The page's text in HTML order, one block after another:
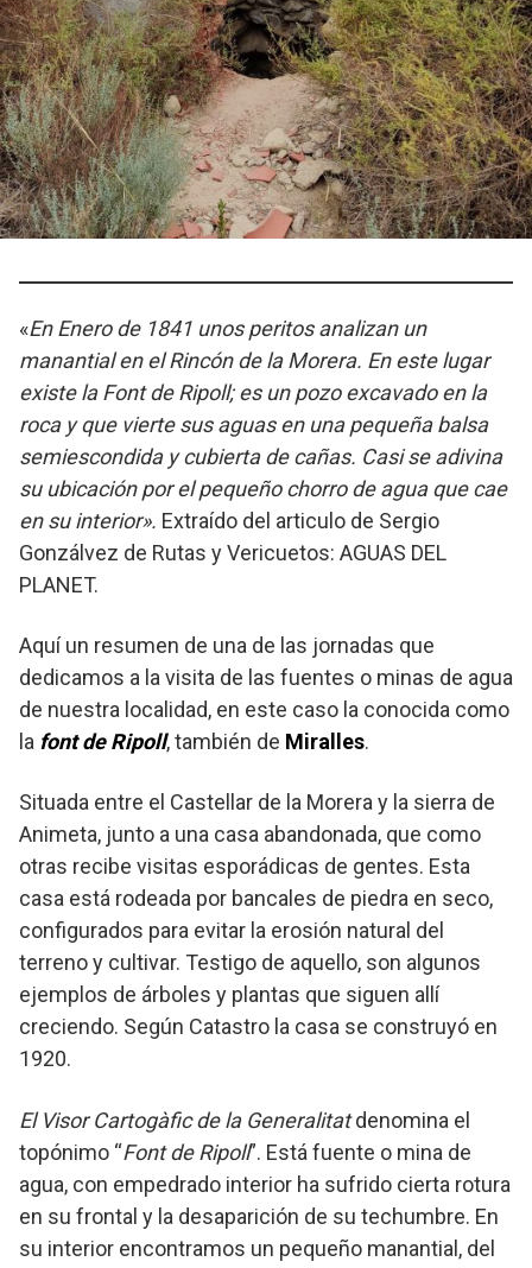
«En Enero de 1841 unos peritos analizan un
manantial en el Rincón de la Morera. En este lugar
existe la Font de Ripoll; es un pozo excavado en la
roca y que vierte sus aguas en una pequeña balsa
semiescondida y cubierta de cañas. Casi se adivina
su ubicación por el pequeño chorro de agua que cae
en su interior». Extraído del articulo de Sergio
Gonzálvez de Rutas y Vericuetos: AGUAS DEL
PLANET.
Aquí un resumen de una de las jornadas que
dedicamos a la visita de las fuentes o minas de agua
de nuestra localidad, en este caso la conocida como
la font de Ripoll, también de Miralles.
Situada entre el Castellar de la Morera y la sierra de
Animeta, junto a una casa abandonada, que como
otras recibe visitas esporádicas de gentes. Esta
casa está rodeada por bancales de piedra en seco,
configurados para evitar la erosión natural del
terreno y cultivar. Testigo de aquello, son algunos
ejemplos de árboles y plantas que siguen allí
creciendo. Según Catastro la casa se construyó en
1920.
El Visor Cartogàfic de la Generalitatdenomina el
topónimo “Font de Ripoll”. Está fuente o mina de
agua, con empedrado interior ha sufrido cierta rotura
en su frontal y la desaparición de su techumbre. En
su interior encontramos un pequeño manantial, del